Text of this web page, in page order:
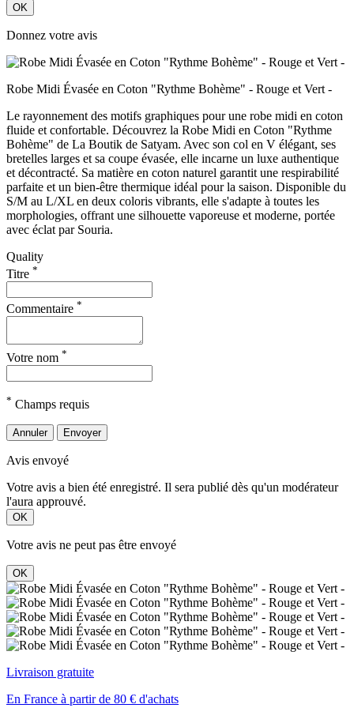
OK
Donnez votre avis
Robe Midi Évasée en Coton "Rythme Bohème" - Rouge et Vert -
Le rayonnement des motifs graphiques pour une robe midi en coton
fluide et confortable. Découvrez la Robe Midi en Coton "Rythme
Bohème" de La Boutik de Satyam. Avec son col en V élégant, ses
bretelles larges et sa coupe évasée, elle incarne un luxe authentique
et décontracté. Sa matière en coton naturel garantit une respirabilité
parfaite et un bien-être thermique idéal pour la saison. Disponible du
S/M au L/XL en deux coloris vibrants, elle s'adapte à toutes les
morphologies, offrant une silhouette vaporeuse et moderne, portée
avec éclat par Souria.
Quality
Titre *
Commentaire *
Votre nom *
* Champs requis
Annuler Envoyer
Avis envoyé
Votre avis a bien été enregistré. Il sera publié dès qu'un modérateur
l'aura approuvé.
OK
Votre avis ne peut pas être envoyé
OK
Livraison gratuite
En France à partir de 80 € d'achats